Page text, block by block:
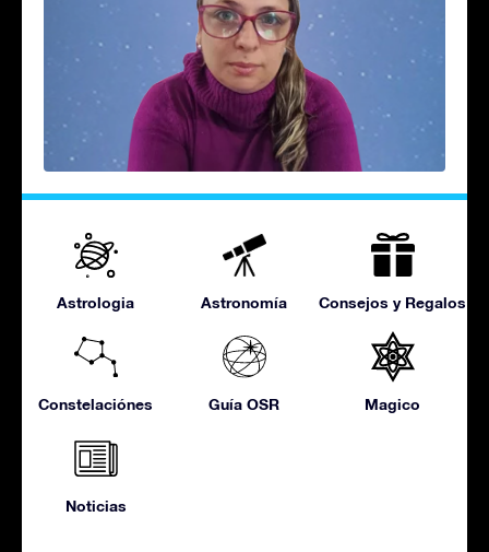
Astrologia Astronomía Consejos y Regalos
Constelaciónes Guía OSR Magico
Noticias